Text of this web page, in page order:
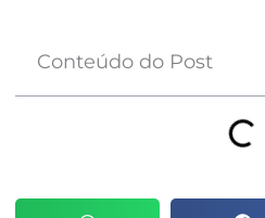
Conteúdo do Post